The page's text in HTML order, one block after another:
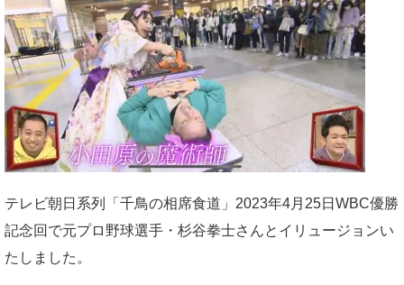
テレビ朝日系列「千鳥の相席食道」2023年4月25日WBC優勝
記念回で元プロ野球選手・杉谷拳士さんとイリュージョンい
たしました。